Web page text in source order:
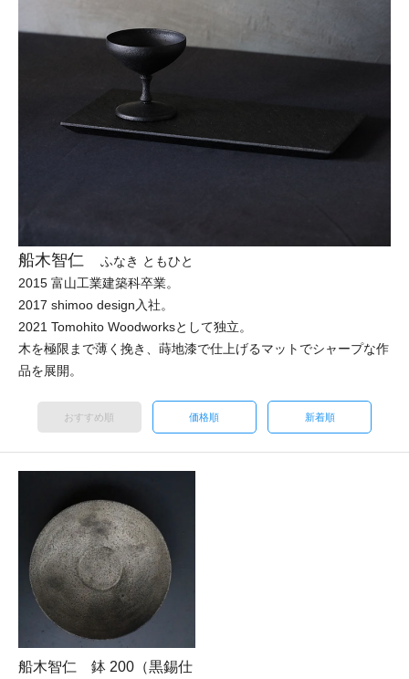
船木智仁
ふなき ともひと
2015 富山工業建築科卒業。
2017 shimoo design入社。
2021 Tomohito Woodworksとして独立。
木を極限まで薄く挽き、蒔地漆で仕上げるマットでシャープな作
品を展開。
おすすめ順 価格順 新着順
船木智仁 鉢 200（黒錫仕